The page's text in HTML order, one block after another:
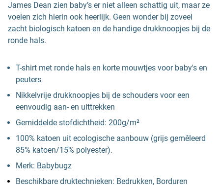
James Dean zien baby’s er niet alleen schattig uit, maar ze
voelen zich hierin ook heerlijk. Geen wonder bij zoveel
zacht biologisch katoen en de handige drukknoopjes bij de
ronde hals.
T-shirt met ronde hals en korte mouwtjes voor baby's en
peuters
Nikkelvrije drukknoopjes bij de schouders voor een
eenvoudig aan- en uittrekken
Gemiddelde stofdichtheid: 200g/m²
100% katoen uit ecologische aanbouw (grijs gemêleerd
85% katoen/15% polyester).
Merk: Babybugz
Beschikbare druktechnieken: Bedrukken, Borduren